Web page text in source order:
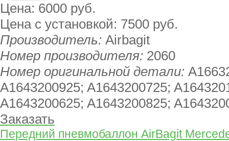
Цена: 6000 руб.
Цена с установкой: 7500 руб.
Производитель: Airbagit
Номер производителя: 2060
Номер оригинальной детали:
A1643200925; A1643200725;
A1643200625; A1643200825;
Заказать
Передний пневмобаллон AirBagit